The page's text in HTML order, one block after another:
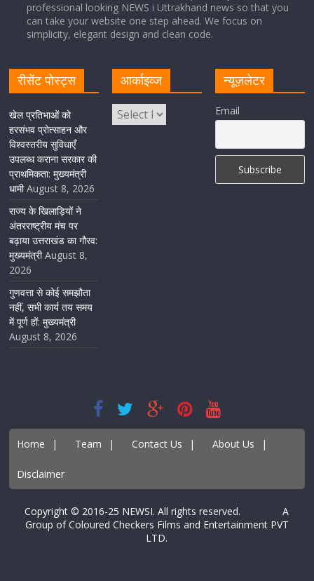
Cabinet Baithak: उत्तराखंड में श्रमिकों को हर महीने 7 तारीख
तक मिलेगी मजदूरी, ओवरटाइम पर मिलेगा दोगुना भुगतान
केंद्रीय रेल मंत्री ने मुख्यमंत्री के अनुरोध पर बनबसा रेलवे स्टेशन पर
अमृतसर–टनकपुर एक्सप्रेस के ठहराव को स्वीकृति
professional looking NEWS i Uttrakhand news so that you
can take your website one step ahead. We focus on
simplicity, elegant design and clean code.
रीसेंट पोस्ट्स
खेल प्रतिभाओं को
हरसंभव प्रोत्साहन और
विश्वस्तरीय सुविधाएँ
उपलब्ध कराना सरकार की
प्राथमिकता: मुख्यमंत्री
धामी August 8, 2026
राज्य के खिलाड़ियों ने
अंतरराष्ट्रीय मंच पर
बढ़ाया उत्तराखंड का गौरव:
मुख्यमंत्री August 8,
2026
गुणवत्ता से कोई समझौता
नहीं, सभी कार्य तय समय
में पूर्ण हों: मुख्यमंत्री
August 8, 2026
आर्काइव्ज न्यूज़लेटर
Email
Home | Team | Contact Us | About Us |
Disclaimer
Copyright © 2016-25 NEWSI. All rights reserved. A
Group of Coloured Checkers Films and Entertainment PVT
LTD.